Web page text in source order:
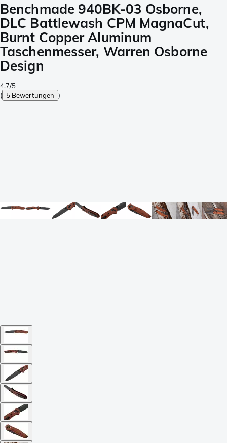
Benchmade 940BK-03 Osborne,
DLC Battlewash CPM MagnaCut,
Burnt Copper Aluminum
Taschenmesser, Warren Osborne
Design
4.7/5
( 5 Bewertungen )